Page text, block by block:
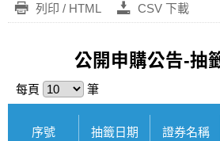
列印 / HTML CSV 下載
公開申購公告-抽
每頁 筆
序號 抽籤日期 證券名稱